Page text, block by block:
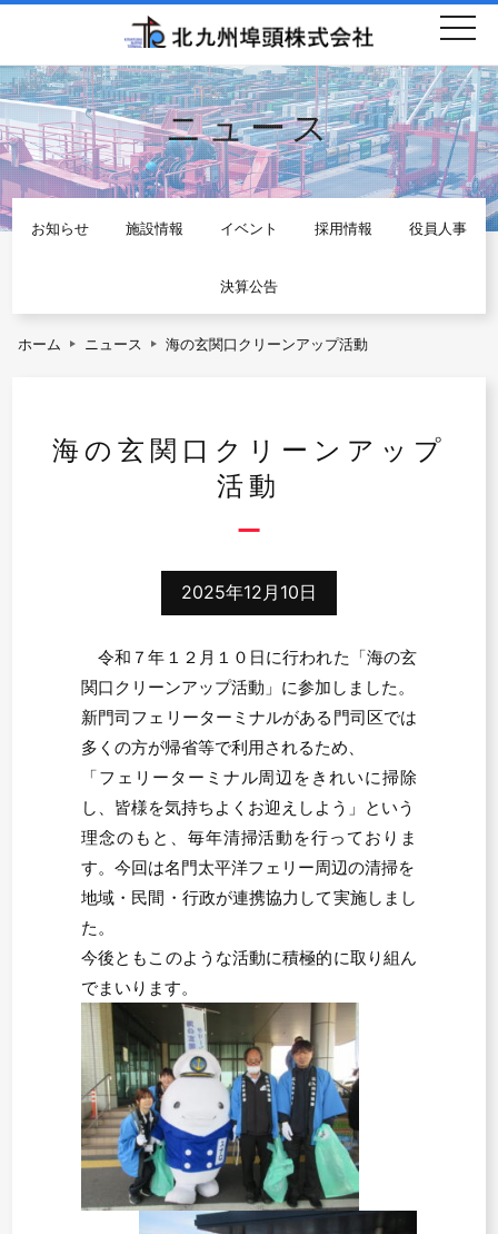
ニュース
お知らせ 施設情報 イベント 採用情報 役員人事
決算公告
ホーム ニュース 海の玄関口クリーンアップ活動
海の玄関口クリーンアップ
活動
2025年12月10日
令和７年１２月１０日に行われた「海の玄
関口クリーンアップ活動」に参加しました。
新門司フェリーターミナルがある門司区では
多くの方が帰省等で利用されるため、
「フェリーターミナル周辺をきれいに掃除
し、皆様を気持ちよくお迎えしよう」という
理念のもと、毎年清掃活動を行っておりま
す。今回は名門太平洋フェリー周辺の清掃を
地域・民間・行政が連携協力して実施しまし
た。
今後ともこのような活動に積極的に取り組ん
でまいります。